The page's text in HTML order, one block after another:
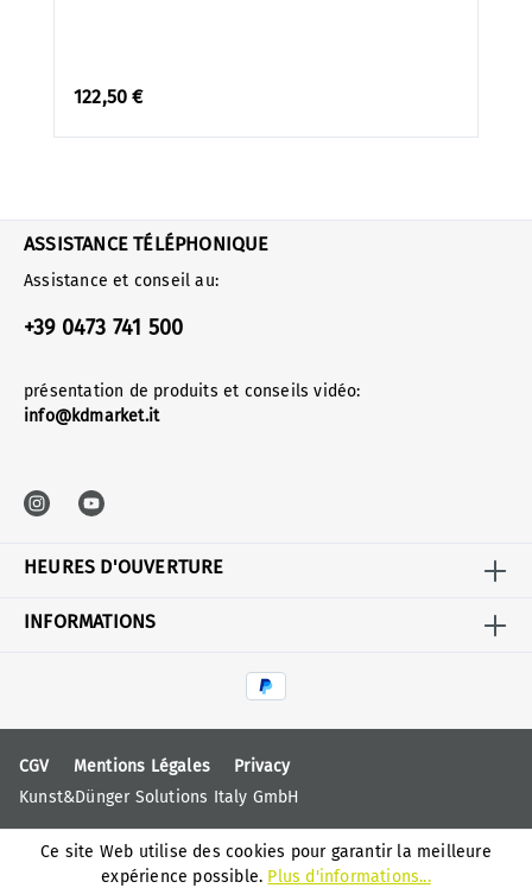
122,50 €
ASSISTANCE TÉLÉPHONIQUE
Assistance et conseil au:
+39 0473 741 500
présentation de produits et conseils vidéo:
info@kdmarket.it
HEURES D'OUVERTURE
INFORMATIONS
CGV Mentions Légales
Privacy
Kunst&Dünger Solutions Italy GmbH
Ce site Web utilise des cookies pour garantir la meilleure
expérience possible. Plus d'informations...